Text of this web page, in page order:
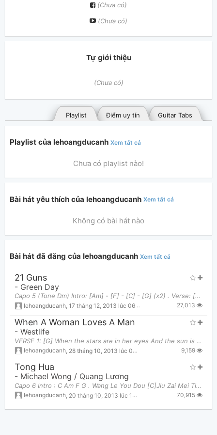
(Chưa có)
(Chưa có)
Tự giới thiệu
(Chưa có)
Guitar Tabs
Điểm uy tín
Playlist
Bài hát yêu thích
Bài hát đã đăng
Playlist của lehoangducanh Xem tất cả
Chưa có playlist nào!
Bài hát yêu thích của lehoangducanh Xem tất cả
Không có bài hát nào
Bài hát đã đăng của lehoangducanh Xem tất cả
21 Guns
- Green Day
Capo 5 (Tone Dm) Intro: [Am] - [F] - [C] - [G] (x2) . Verse: [Am]Do you [F]know what's worth [C]figh
lehoangducanh, 17 tháng 12, 2013 lúc 06:08pm 27,013
When A Woman Loves A Man
- Westlife
VERSE 1: [G] When the stars are in her eyes And the sun is in [Em]her smile The only moment in a [
lehoangducanh 28 tháng 10, 2013 lúc 04:55am 9,159
Tong Hua
- Michael Wong / Quang Lương
Capo 6 Intro : C Am F G . Wang Le You Dou [C]Jiu Zai Mei Ting [Am]Dao Ni Dui Wo Shuo [F]Ni Zui Ai De
lehoangducanh 20 tháng 10, 2013 lúc 10:12am 70,915